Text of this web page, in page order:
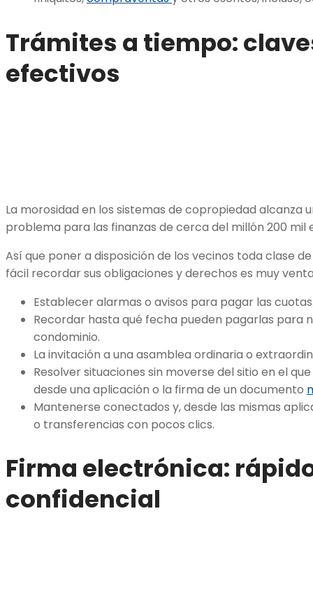
Trámites a tiempo:
efectivos
La morosidad en los sistemas de copropiedad alcanza
problema para las finanzas de cerca del millón 200 mil
Así que poner a disposición de los vecinos toda clase
fácil recordar sus obligaciones y derechos es muy
Establecer alarmas o avisos para pagar las
Recordar hasta qué fecha pueden pagarlas para
condominio.
La invitación a una asamblea ordinaria o
Resolver situaciones sin moverse del sitio en el
desde una aplicación o la firma de un documento
Mantenerse conectados y, desde las mismas
o transferencias con pocos clics.
Firma electrónica:
confidencial